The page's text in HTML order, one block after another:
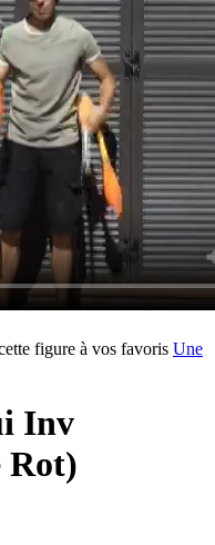
figure à vos favoris Une
Inv
Rot)